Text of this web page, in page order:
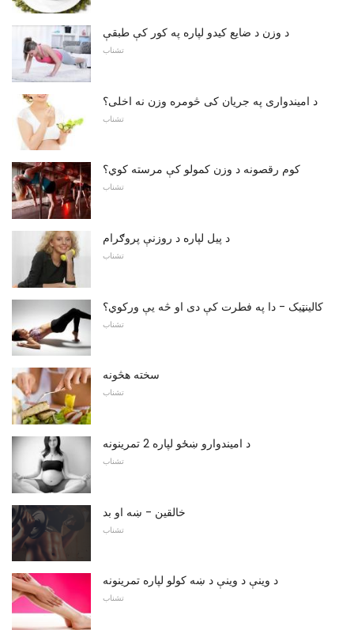
د وزن د ضایع کیدو لپاره په کور کې طبقې
تشناب
د امیندواری په جریان کی څومره وزن نه اخلی؟
تشناب
کوم رقصونه د وزن کمولو کې مرسته کوي؟
تشناب
د پیل لپاره د روزنې پروګرام
تشناب
کالینټیک - دا په فطرت کې دی او څه یې ورکوي؟
تشناب
سخته هڅونه
تشناب
د امیندوارو ښځو لپاره 2 تمرینونه
تشناب
خالقین - ښه او بد
تشناب
د وينې د وينې د ښه کولو لپاره تمرینونه
تشناب